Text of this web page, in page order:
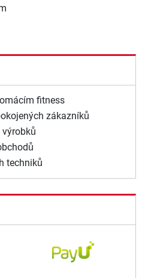
fitness
zákazníků
techniků